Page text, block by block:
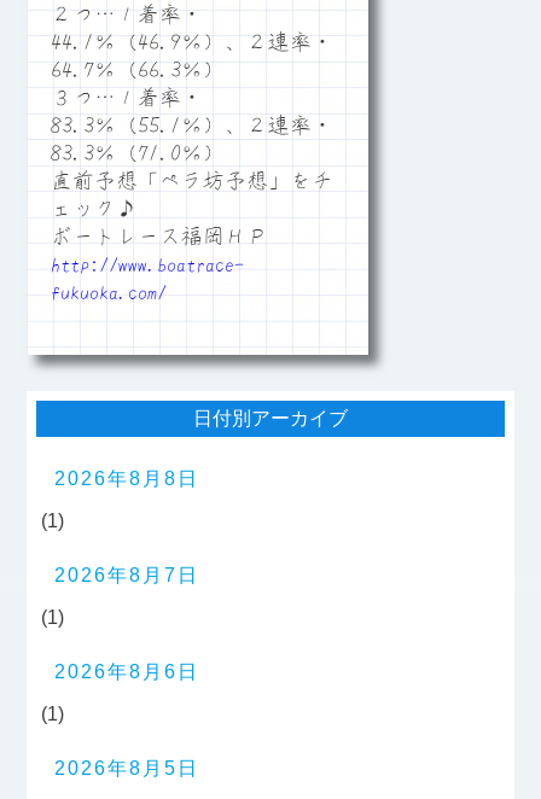
２つ…１着率・
44.1％（46.9％）、２連率・
64.7％（66.3％）
３つ…１着率・
83.3％（55.1％）、２連率・
83.3％（71.0％）
直前予想「ペラ坊予想」をチ
ェック♪
ボートレース福岡ＨＰ
http://www.boatrace-
fukuoka.com/
日付別アーカイブ
2026年8月8日
(1)
2026年8月7日
(1)
2026年8月6日
(1)
2026年8月5日